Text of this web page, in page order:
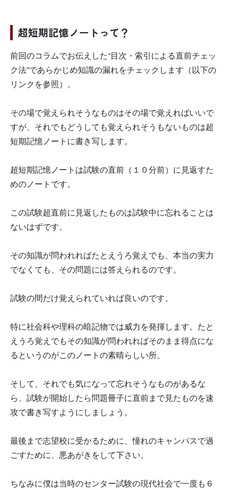
超短期記憶ノートって？
前回のコラムでお伝えした“目次・索引による直前チェッ
ク法”であらかじめ知識の漏れをチェックします（以下の
リンクを参照）。
その場で覚えられそうなものはその場で覚えればいいで
すが、それでもどうしても覚えられそうもないものは超
短期記憶ノートに書き写します。
超短期記憶ノートは試験の直前（１０分前）に見返すた
めのノートです。
この試験超直前に見返したものは試験中に忘れることは
ないはずです。
その知識が問われればたとえうろ覚えでも、本当の実力
でなくても、その問題には答えられるのです。
試験の間だけ覚えられていれば良いのです。
特に社会科や理科の暗記物では威力を発揮します。たと
えうろ覚えでもその知識が問われればそのまま得点にな
るというのがこのノートの素晴らしい所。
そして、それでも気になって忘れそうなものがあるな
ら、試験が開始したら問題冊子に直前まで見たものを速
攻で書き写すようにしましょう。
最後まで志望校に受かるために、憧れのキャンパスで過
ごすために、悪あがきをして下さい。
ちなみに僕は当時のセンター試験の現代社会で一度も６